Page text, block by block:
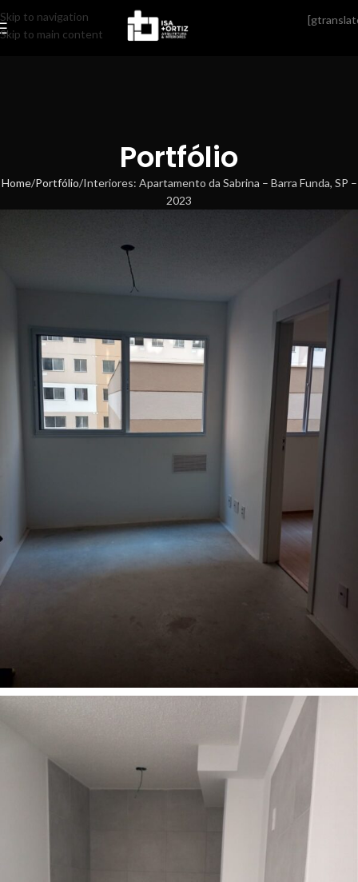
Skip to navigation
Skip to main content
Portfólio
Home Portfólio Interiores: Apartamento da Sabrina – Barra Funda, SP –
2023